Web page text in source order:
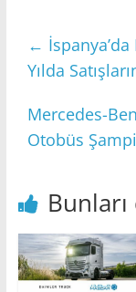
←
Yılda
Mercedes-
Otobüs